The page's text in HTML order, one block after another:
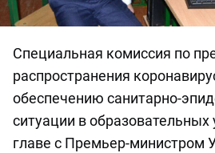
Специальная комиссия по
распространения
обеспечению санитарно-
ситуации в
главе с Премьер-министром